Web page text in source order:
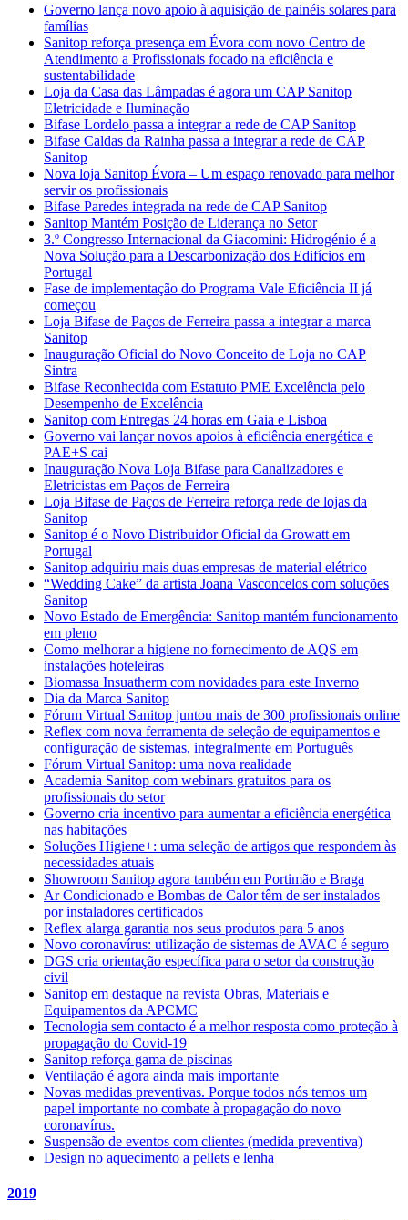
Governo lança novo apoio à aquisição de painéis solares para
famílias
Sanitop reforça presença em Évora com novo Centro de
Atendimento a Profissionais focado na eficiência e
sustentabilidade
Loja da Casa das Lâmpadas é agora um CAP Sanitop
Eletricidade e Iluminação
Bifase Lordelo passa a integrar a rede de CAP Sanitop
Bifase Caldas da Rainha passa a integrar a rede de CAP
Sanitop
Nova loja Sanitop Évora – Um espaço renovado para melhor
servir os profissionais
Bifase Paredes integrada na rede de CAP Sanitop
Sanitop Mantém Posição de Liderança no Setor
3.º Congresso Internacional da Giacomini: Hidrogénio é a
Nova Solução para a Descarbonização dos Edifícios em
Portugal
Fase de implementação do Programa Vale Eficiência II já
começou
Loja Bifase de Paços de Ferreira passa a integrar a marca
Sanitop
Inauguração Oficial do Novo Conceito de Loja no CAP
Sintra
Bifase Reconhecida com Estatuto PME Excelência pelo
Desempenho de Excelência
Sanitop com Entregas 24 horas em Gaia e Lisboa
Governo vai lançar novos apoios à eficiência energética e
PAE+S cai
Inauguração Nova Loja Bifase para Canalizadores e
Eletricistas em Paços de Ferreira
Loja Bifase de Paços de Ferreira reforça rede de lojas da
Sanitop
Sanitop é o Novo Distribuidor Oficial da Growatt em
Portugal
Sanitop adquiriu mais duas empresas de material elétrico
“Wedding Cake” da artista Joana Vasconcelos com soluções
Sanitop
Novo Estado de Emergência: Sanitop mantém funcionamento
em pleno
Como melhorar a higiene no fornecimento de AQS em
instalações hoteleiras
Biomassa Insuatherm com novidades para este Inverno
Dia da Marca Sanitop
Fórum Virtual Sanitop juntou mais de 300 profissionais online
Reflex com nova ferramenta de seleção de equipamentos e
configuração de sistemas, integralmente em Português
Fórum Virtual Sanitop: uma nova realidade
Academia Sanitop com webinars gratuitos para os
profissionais do setor
Governo cria incentivo para aumentar a eficiência energética
nas habitações
Soluções Higiene+: uma seleção de artigos que respondem às
necessidades atuais
Showroom Sanitop agora também em Portimão e Braga
Ar Condicionado e Bombas de Calor têm de ser instalados
por instaladores certificados
Reflex alarga garantia nos seus produtos para 5 anos
Novo coronavírus: utilização de sistemas de AVAC é seguro
DGS cria orientação específica para o setor da construção
civil
Sanitop em destaque na revista Obras, Materiais e
Equipamentos da APCMC
Tecnologia sem contacto é a melhor resposta como proteção à
propagação do Covid-19
Sanitop reforça gama de piscinas
Ventilação é agora ainda mais importante
Novas medidas preventivas. Porque todos nós temos um
papel importante no combate à propagação do novo
coronavírus.
Suspensão de eventos com clientes (medida preventiva)
Design no aquecimento a pellets e lenha
2019